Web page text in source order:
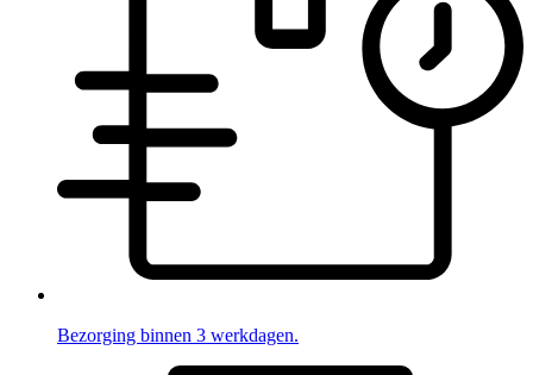
Bezorging binnen 3 werkdagen.